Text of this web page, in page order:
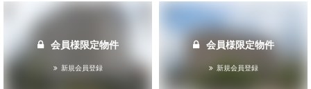
会員様限定物件
新規会員登録
会員様限定物件
新規会員登録